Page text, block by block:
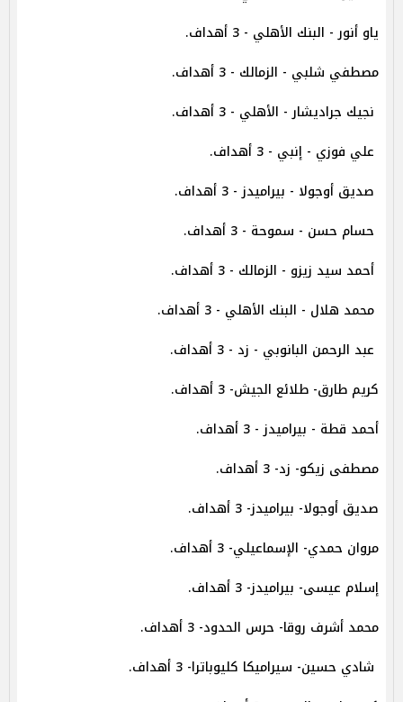
ياو أنور - البنك الأهلي - 3 أهداف.
مصطفي شلبي - الزمالك - 3 أهداف.
نجيك جراديشار - الأهلي - 3 أهداف.
علي فوزي - إنبي - 3 أهداف.
صديق أوجولا - بيراميدز - 3 أهداف.
حسام حسن - سموحة - 3 أهداف.
أحمد سيد زيزو - الزمالك - 3 أهداف.
محمد هلال - البنك الأهلي - 3 أهداف.
عبد الرحمن البانوبي - زد - 3 أهداف.
كريم طارق- طلائع الجيش- 3 أهداف.
أحمد قطة - بيراميدز - 3 أهداف.
مصطفى زيكو- زد- 3 أهداف.
صديق أوجولا- بيراميدز- 3 أهداف.
مروان حمدي- الإسماعيلي- 3 أهداف.
إسلام عيسى- بيراميدز- 3 أهداف.
محمد أشرف روقا- حرس الحدود- 3 أهداف.
شادي حسين- سيراميكا كليوباترا- 3 أهداف.